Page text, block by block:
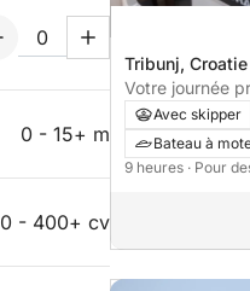
0 - 15+ m
0 - 400+ cv
Tribunj, Croatie
Votre journée
Tribunj
Avec skipper
Bateau à
9 heures · Pour